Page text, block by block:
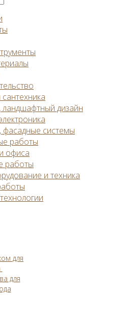
сантехника
дизайн
системы
работы
офиса
работы
и техника
для
для